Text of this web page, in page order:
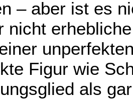
– aber ist es
nicht
Figur wie
als